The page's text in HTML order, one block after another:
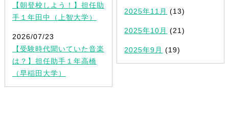
【朝登校しよう！】担任助
手１年田中（上智大学）
2026/07/23
【受験時代聞いていた音楽
は？】担任助手１年高橋
（早稲田大学）
2025年11月 (13)
2025年10月 (21)
2025年9月 (19)